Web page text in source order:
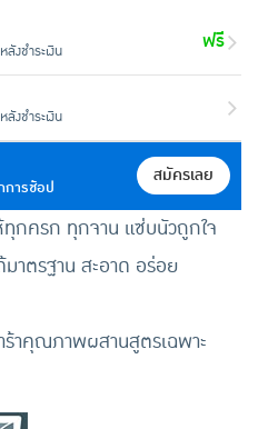
การช้อป
สมัครเลย
ทุกครก ทุกจาน แซ่บนัวถูกใจ
าตรฐาน สะอาด อร่อย
าคุณภาพผสานสูตรเฉพาะ
งชำระเงิน
ฟรี
งชำระเงิน